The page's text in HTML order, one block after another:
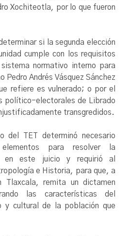
Xochiteotla, por lo que fueron
si la segunda elección
cumple con los requisitos
normativo interno para
Pedro Andrés Vásquez Sánchez
refiere es vulnerado; o por el
político-electorales de Librado
transgredidos.
del TET determinó necesario
para resolver la
en este juicio y requirió al
e Historia, para que, a
Tlaxcala, remita un dictamen
las características del
y cultural de la población que